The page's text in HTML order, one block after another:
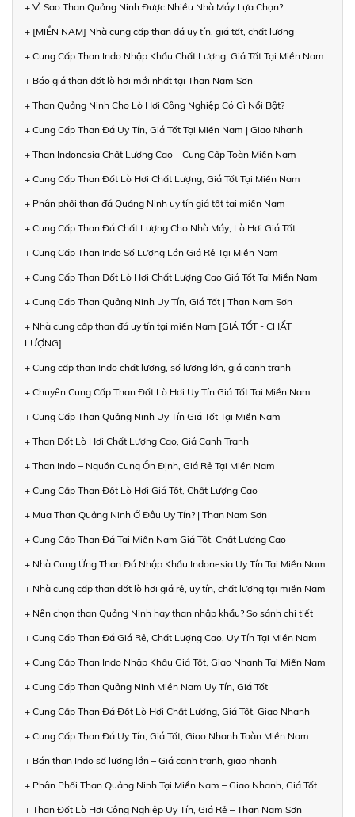
+ Vì Sao Than Quảng Ninh Được Nhiều Nhà Máy Lựa Chọn?
+ [MIỀN NAM] Nhà cung cấp than đá uy tín, giá tốt, chất lượng
+ Cung Cấp Than Indo Nhập Khẩu Chất Lượng, Giá Tốt Tại Miền Nam
+ Báo giá than đốt lò hơi mới nhất tại Than Nam Sơn
+ Than Quảng Ninh Cho Lò Hơi Công Nghiệp Có Gì Nổi Bật?
+ Cung Cấp Than Đá Uy Tín, Giá Tốt Tại Miền Nam | Giao Nhanh
+ Than Indonesia Chất Lượng Cao – Cung Cấp Toàn Miền Nam
+ Cung Cấp Than Đốt Lò Hơi Chất Lượng, Giá Tốt Tại Miền Nam
+ Phân phối than đá Quảng Ninh uy tín giá tốt tại miền Nam
+ Cung Cấp Than Đá Chất Lượng Cho Nhà Máy, Lò Hơi Giá Tốt
+ Cung Cấp Than Indo Số Lượng Lớn Giá Rẻ Tại Miền Nam
+ Cung Cấp Than Đốt Lò Hơi Chất Lượng Cao Giá Tốt Tại Miền Nam
+ Cung Cấp Than Quảng Ninh Uy Tín, Giá Tốt | Than Nam Sơn
+ Nhà cung cấp than đá uy tín tại miền Nam [GIÁ TỐT - CHẤT
LƯỢNG]
+ Cung cấp than Indo chất lượng, số lượng lớn, giá cạnh tranh
+ Chuyên Cung Cấp Than Đốt Lò Hơi Uy Tín Giá Tốt Tại Miền Nam
+ Cung Cấp Than Quảng Ninh Uy Tín Giá Tốt Tại Miền Nam
+ Than Đốt Lò Hơi Chất Lượng Cao, Giá Cạnh Tranh
+ Than Indo – Nguồn Cung Ổn Định, Giá Rẻ Tại Miền Nam
+ Cung Cấp Than Đốt Lò Hơi Giá Tốt, Chất Lượng Cao
+ Mua Than Quảng Ninh Ở Đâu Uy Tín? | Than Nam Sơn
+ Cung Cấp Than Đá Tại Miền Nam Giá Tốt, Chất Lượng Cao
+ Nhà Cung Ứng Than Đá Nhập Khẩu Indonesia Uy Tín Tại Miền Nam
+ Nhà cung cấp than đốt lò hơi giá rẻ, uy tín, chất lượng tại miền Nam
+ Nên chọn than Quảng Ninh hay than nhập khẩu? So sánh chi tiết
+ Cung Cấp Than Đá Giá Rẻ, Chất Lượng Cao, Uy Tín Tại Miền Nam
+ Cung Cấp Than Indo Nhập Khẩu Giá Tốt, Giao Nhanh Tại Miền Nam
+ Cung Cấp Than Quảng Ninh Miền Nam Uy Tín, Giá Tốt
+ Cung Cấp Than Đá Đốt Lò Hơi Chất Lượng, Giá Tốt, Giao Nhanh
+ Cung Cấp Than Đá Uy Tín, Giá Tốt, Giao Nhanh Toàn Miền Nam
+ Bán than Indo số lượng lớn – Giá cạnh tranh, giao nhanh
+ Phân Phối Than Quảng Ninh Tại Miền Nam – Giao Nhanh, Giá Tốt
+ Than Đốt Lò Hơi Công Nghiệp Uy Tín, Giá Rẻ – Than Nam Sơn